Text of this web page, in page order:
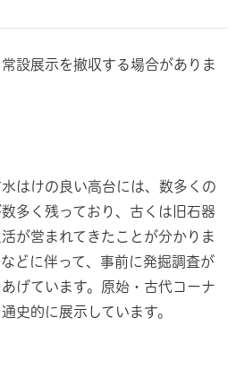
設展示を撤収する場合がありま
はけの良い高台には、数多くの
多く残っており、古くは旧石器
が営まれてきたことが分かりま
どに伴って、事前に発掘調査が
げています。原始・古代コーナ
史的に展示しています。